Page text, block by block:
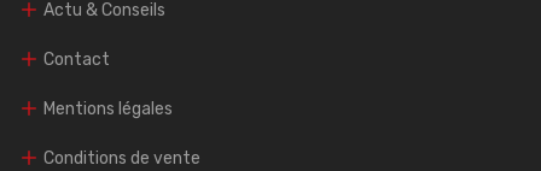
Actu & Conseils
Contact
Mentions légales
Conditions de vente